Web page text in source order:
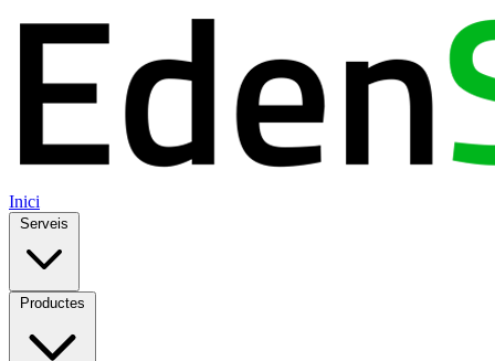
Inici
Serveis
Productes